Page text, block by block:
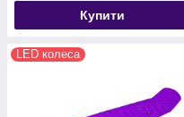
Купити
LED колеса